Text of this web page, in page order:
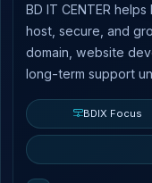
BD IT CENTER
host, secure, and
domain, website
long-term support
BDIX Focus